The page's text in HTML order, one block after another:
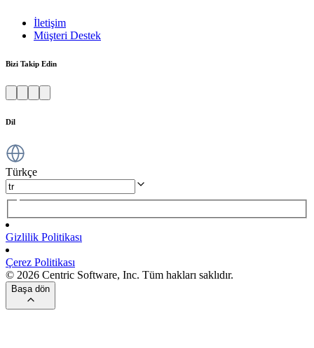
İletişim
Müşteri Destek
Bizi Takip Edin
Dil
Türkçe
Gizlilik Politikası
Çerez Politikası
© 2026 Centric Software, Inc. Tüm hakları saklıdır.
Başa dön